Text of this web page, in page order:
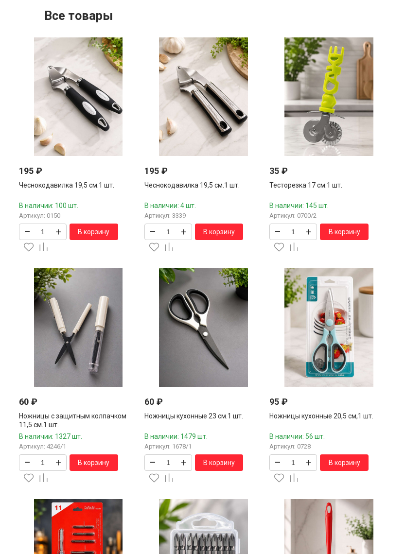
Все товары
195₽
Чеснокодавилка 19,5 см.1 шт.
В наличии: 100 шт.
Артикул: 0150
– + В корзину
195 ₽
Чеснокодавилка 19,5 см.1 шт.
В наличии: 4 шт.
Артикул: 3339
– + В корзину
35₽
Тесторезка 17 см.1 шт.
В наличии: 145 шт.
Артикул: 0700/2
– + В корзину
60₽
Ножницы с защитным колпачком
11,5 см.1 шт.
В наличии: 1327 шт.
Артикул: 4246/1
– + В корзину
60 ₽
Ножницы кухонные 23 см.1 шт.
В наличии: 1479 шт.
Артикул: 1678/1
– + В корзину
95₽
Ножницы кухонные 20,5 см,1 шт.
В наличии: 56 шт.
Артикул: 0728
– + В корзину